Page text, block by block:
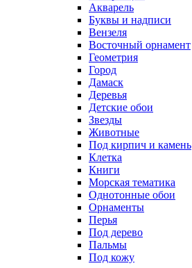
Акварель
Буквы и надписи
Вензеля
Восточный орнамент
Геометрия
Город
Дамаск
Деревья
Детские обои
Звезды
Животные
Под кирпич и камень
Клетка
Книги
Морская тематика
Однотонные обои
Орнаменты
Перья
Под дерево
Пальмы
Под кожу